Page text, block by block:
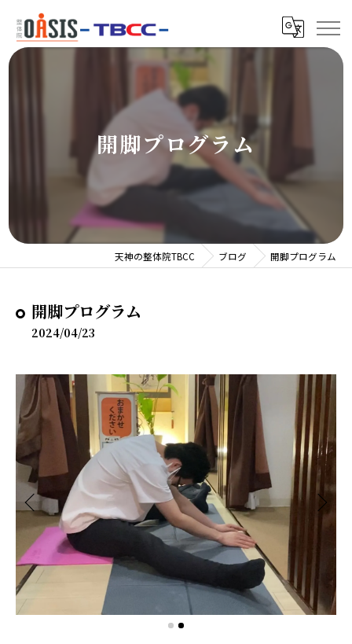
開脚プログラム
天神の整体院TBCC ブログ 開脚プログラム
開脚プログラム
2024/04/23